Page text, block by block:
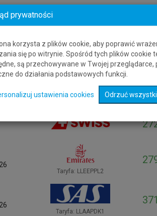
Taryfa: LLEEPPL2
Taryfa: LLAAPDK1
prywatności
korzysta z plików cookie, aby poprawić
się po witrynie. Spośród tych plików cookie
są przechowywane w Twojej przeglądarce,
do działania podstawowych funkcji.
ustawienia cookies Odrzuć